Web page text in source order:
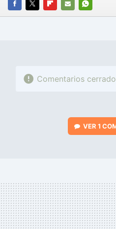
FACEBOOK
TWITTERFLIPBOARD
E-
WHATSAPP
Comentarios
VER 1